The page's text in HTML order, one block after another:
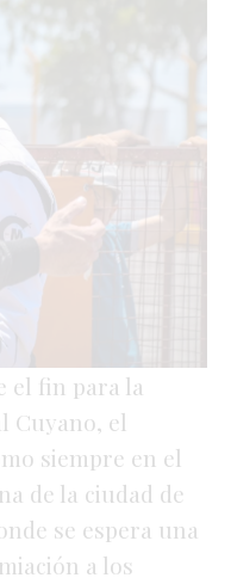
el fin para la
Cuyano, el
siempre en el
de la ciudad de
se espera una
a los